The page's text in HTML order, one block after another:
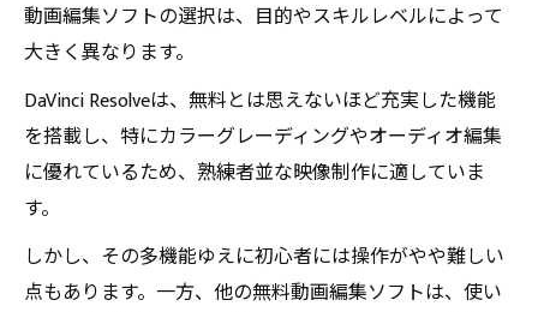
動画編集ソフトの選択は、目的やスキルレベルによって
大きく異なります。
DaVinci Resolveは、無料とは思えないほど充実した機能
を搭載し、特にカラーグレーディングやオーディオ編集
に優れているため、熟練者並な映像制作に適していま
す。
しかし、その多機能ゆえに初心者には操作がやや難しい
点もあります。一方、他の無料動画編集ソフトは、使い